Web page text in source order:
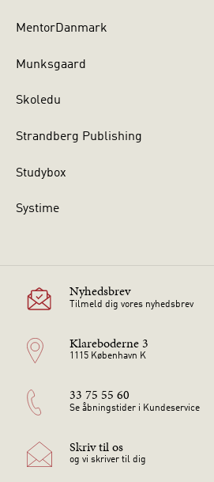
MentorDanmark
Munksgaard
Skoledu
Strandberg Publishing
Studybox
Systime
Nyhedsbrev
Tilmeld dig vores nyhedsbrev
Klareboderne 3
1115 København K
33 75 55 60
Se åbningstider i Kundeservice
Skriv til os
og vi skriver til dig